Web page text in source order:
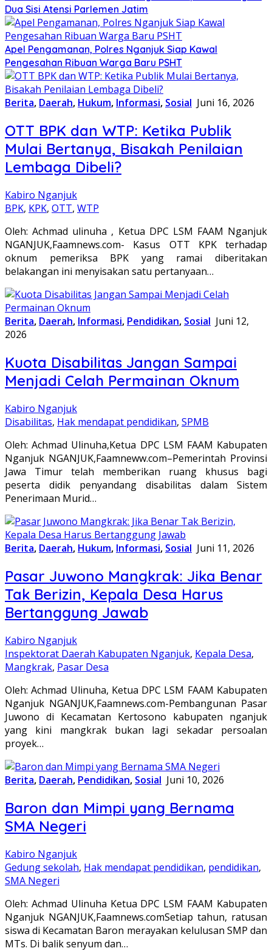
Dua Sisi Atensi Parlemen Jatim
Apel Pengamanan, Polres Nganjuk Siap Kawal
Pengesahan Ribuan Warga Baru PSHT
Berita, Daerah, Hukum, Informasi, Sosial Juni 16, 2026
OTT BPK dan WTP: Ketika Publik
Mulai Bertanya, Bisakah Penilaian
Lembaga Dibeli?
Kabiro Nganjuk
BPK, KPK, OTT, WTP
Oleh: Achmad ulinuha , Ketua DPC LSM FAAM Nganjuk
NGANJUK,Faamnews.com- Kasus OTT KPK terhadap
oknum pemeriksa BPK yang ramai diberitakan
belakangan ini menyisakan satu pertanyaan…
Berita, Daerah, Informasi, Pendidikan, Sosial Juni 12,
2026
Kuota Disabilitas Jangan Sampai
Menjadi Celah Permainan Oknum
Kabiro Nganjuk
Disabilitas, Hak mendapat pendidikan, SPMB
Oleh: Achmad Ulinuha,Ketua DPC LSM FAAM Kabupaten
Nganjuk NGANJUK,Faamneww.com–Pemerintah Provinsi
Jawa Timur telah memberikan ruang khusus bagi
peserta didik penyandang disabilitas dalam Sistem
Penerimaan Murid…
Berita, Daerah, Hukum, Informasi, Sosial Juni 11, 2026
Pasar Juwono Mangkrak: Jika Benar
Tak Berizin, Kepala Desa Harus
Bertanggung Jawab
Kabiro Nganjuk
Inspektorat Daerah Kabupaten Nganjuk, Kepala Desa,
Mangkrak, Pasar Desa
Oleh: Achmad Ulinuha, Ketua DPC LSM FAAM Kabupaten
Nganjuk NGANJUK,Faamnews.com-Pembangunan Pasar
Juwono di Kecamatan Kertosono kabupaten nganjuk
yang kini mangkrak bukan lagi sekadar persoalan
proyek…
Berita, Daerah, Pendidikan, Sosial Juni 10, 2026
Baron dan Mimpi yang Bernama
SMA Negeri
Kabiro Nganjuk
Gedung sekolah, Hak mendapat pendidikan, pendidikan,
SMA Negeri
Oleh: Achmad Ulinuha Ketua DPC LSM FAAM Kabupaten
Nganjuk NGANJUK,Faamnews.comSetiap tahun, ratusan
siswa di Kecamatan Baron merayakan kelulusan SMP dan
MTs. Di balik senyum dan…